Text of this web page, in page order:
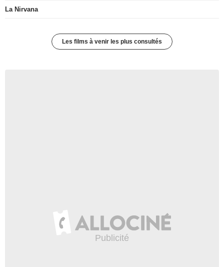
La Nirvana
Les films à venir les plus consultés